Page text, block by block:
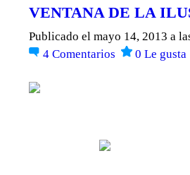
VENTANA DE LA
Publicado el mayo 14, 2013 a
4 Comentarios 0 Le gusta